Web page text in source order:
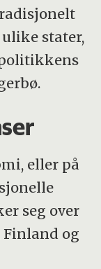
stater,
eller på
seg over
Finland og